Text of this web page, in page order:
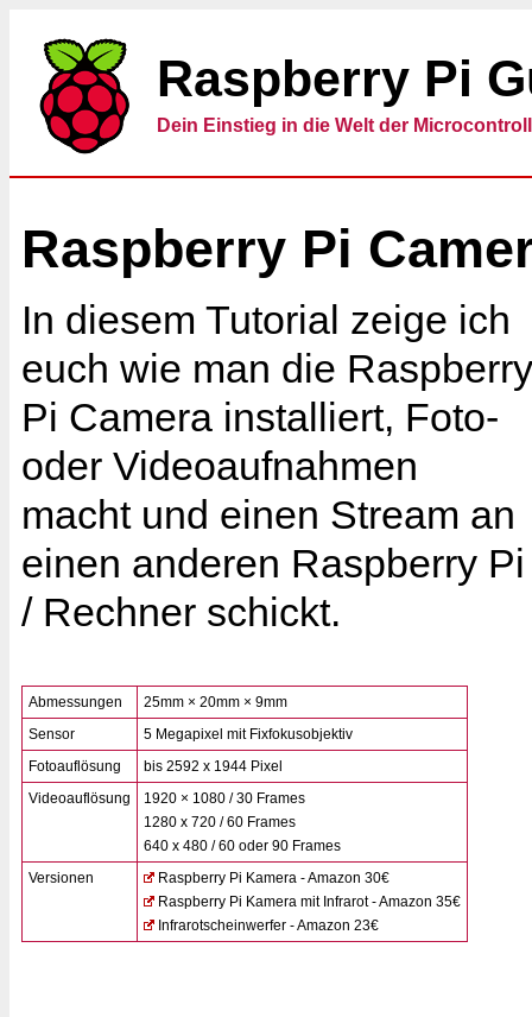
Raspberry Pi
Dein Einstieg in die Welt der
Raspberry Pi
In diesem Tutorial zeige ich
euch wie man die Raspberry
Pi Camera installiert, Foto-
oder Videoaufnahmen
macht und einen Stream an
einen anderen Raspberry Pi
/ Rechner schickt.
Abmessungen
25mm × 20mm × 9mm
Sensor
5 Megapixel mit Fixfokusobjektiv
Fotoauflösung
bis 2592 x 1944 Pixel
Videoauflösung
1920 × 1080 / 30 Frames
1280 x 720 / 60 Frames
640 x 480 / 60 oder 90 Frames
Versionen
Raspberry Pi Kamera - Amazon 30€
Raspberry Pi Kamera mit Infrarot - Amazon 35€
Infrarotscheinwerfer - Amazon 23€